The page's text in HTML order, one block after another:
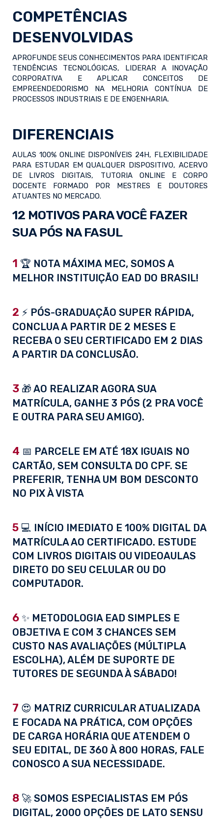
COMPETÊNCIAS
DESENVOLVIDAS
APROFUNDE SEUS CONHECIMENTOS PARA IDENTIFICAR
TENDÊNCIAS TECNOLÓGICAS, LIDERAR A INOVAÇÃO
CORPORATIVA E APLICAR CONCEITOS DE
EMPREENDEDORISMO NA MELHORIA CONTÍNUA DE
PROCESSOS INDUSTRIAIS E DE ENGENHARIA.
DIFERENCIAIS
AULAS 100% ONLINE DISPONÍVEIS 24H, FLEXIBILIDADE
PARA ESTUDAR EM QUALQUER DISPOSITIVO, ACERVO
DE LIVROS DIGITAIS, TUTORIA ONLINE E CORPO
DOCENTE FORMADO POR MESTRES E DOUTORES
ATUANTES NO MERCADO.
12 MOTIVOS PARA VOCÊ FAZER
SUA PÓS NA FASUL
1 🏆 NOTA MÁXIMA MEC, SOMOS A
MELHOR INSTITUIÇÃO EAD DO BRASIL!
2 ⚡ PÓS-GRADUAÇÃO SUPER RÁPIDA,
CONCLUA A PARTIR DE 2 MESES E
RECEBA O SEU CERTIFICADO EM 2 DIAS
A PARTIR DA CONCLUSÃO.
3 🎁 AO REALIZAR AGORA SUA
MATRÍCULA, GANHE 3 PÓS (2 PRA VOCÊ
E OUTRA PARA SEU AMIGO).
4 📅 PARCELE EM ATÉ 18X IGUAIS NO
CARTÃO, SEM CONSULTA DO CPF. SE
PREFERIR, TENHA UM BOM DESCONTO
NO PIX À VISTA
5 💻 INÍCIO IMEDIATO E 100% DIGITAL DA
MATRÍCULA AO CERTIFICADO. ESTUDE
COM LIVROS DIGITAIS OU VIDEOAULAS
DIRETO DO SEU CELULAR OU DO
COMPUTADOR.
6 ✨ METODOLOGIA EAD SIMPLES E
OBJETIVA E COM 3 CHANCES SEM
CUSTO NAS AVALIAÇÕES (MÚLTIPLA
ESCOLHA), ALÉM DE SUPORTE DE
TUTORES DE SEGUNDA À SÁBADO!
7 😍 MATRIZ CURRICULAR ATUALIZADA
E FOCADA NA PRÁTICA, COM OPÇÕES
DE CARGA HORÁRIA QUE ATENDEM O
SEU EDITAL, DE 360 À 800 HORAS, FALE
CONOSCO A SUA NECESSIDADE.
8 🚀 SOMOS ESPECIALISTAS EM PÓS
DIGITAL, 2000 OPÇÕES DE LATO SENSU